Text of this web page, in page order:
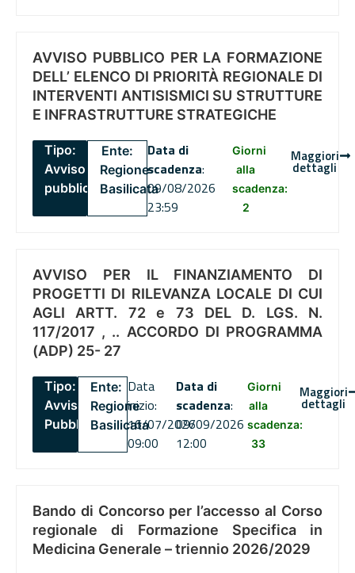
AVVISO PUBBLICO PER LA FORMAZIONE
DELL’ ELENCO DI PRIORITÀ REGIONALE DI
INTERVENTI ANTISISMICI SU STRUTTURE
E INFRASTRUTTURE STRATEGICHE
Tipo:
Avviso
pubblico
Ente:
Regione
Basilicata
Data di
scadenza:
09/08/2026
23:59
Giorni
alla
scadenza:
2
Maggiori
dettagli
AVVISO PER IL FINANZIAMENTO DI
PROGETTI DI RILEVANZA LOCALE DI CUI
AGLI ARTT. 72 e 73 DEL D. LGS. N.
117/2017 , .. ACCORDO DI PROGRAMMA
(ADP) 25- 27
Tipo:
Avviso
Pubblico
Ente:
Regione
Basilicata
Data
inizio:
16/07/2026
09:00
Data di
scadenza:
09/09/2026
12:00
Giorni
alla
scadenza:
33
Maggiori
dettagli
Bando di Concorso per l’accesso al Corso
regionale di Formazione Specifica in
Medicina Generale – triennio 2026/2029